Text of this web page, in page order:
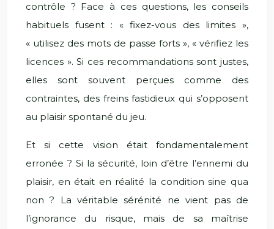
contrôle ? Face à ces questions, les conseils
habituels fusent : « fixez-vous des limites »,
« utilisez des mots de passe forts », « vérifiez les
licences ». Si ces recommandations sont justes,
elles sont souvent perçues comme des
contraintes, des freins fastidieux qui s’opposent
au plaisir spontané du jeu.
Et si cette vision était fondamentalement
erronée ? Si la sécurité, loin d’être l’ennemi du
plaisir, en était en réalité la condition sine qua
non ? La véritable sérénité ne vient pas de
l’ignorance du risque, mais de sa maîtrise